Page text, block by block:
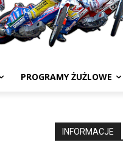
PROGRAMY ŻUŻLOWE
INFORMACJE